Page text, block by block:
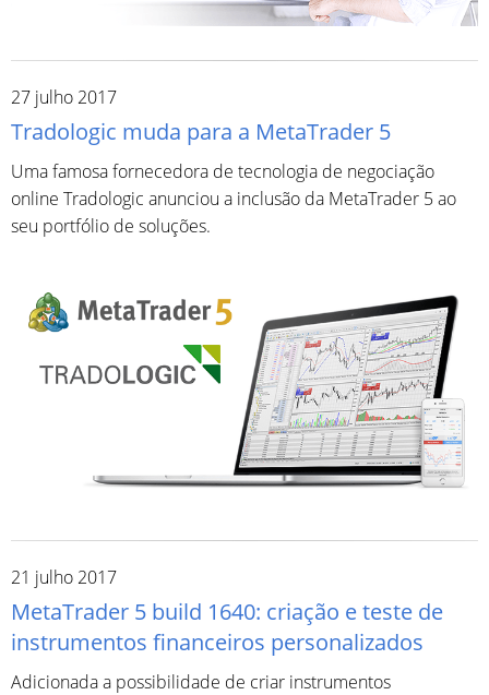
27 julho 2017
Tradologic muda para a MetaTrader 5
Uma famosa fornecedora de tecnologia de negociação
online Tradologic anunciou a inclusão da MetaTrader 5 ao
seu portfólio de soluções.
21 julho 2017
MetaTrader 5 build 1640: criação e teste de
instrumentos financeiros personalizados
Adicionada a possibilidade de criar instrumentos